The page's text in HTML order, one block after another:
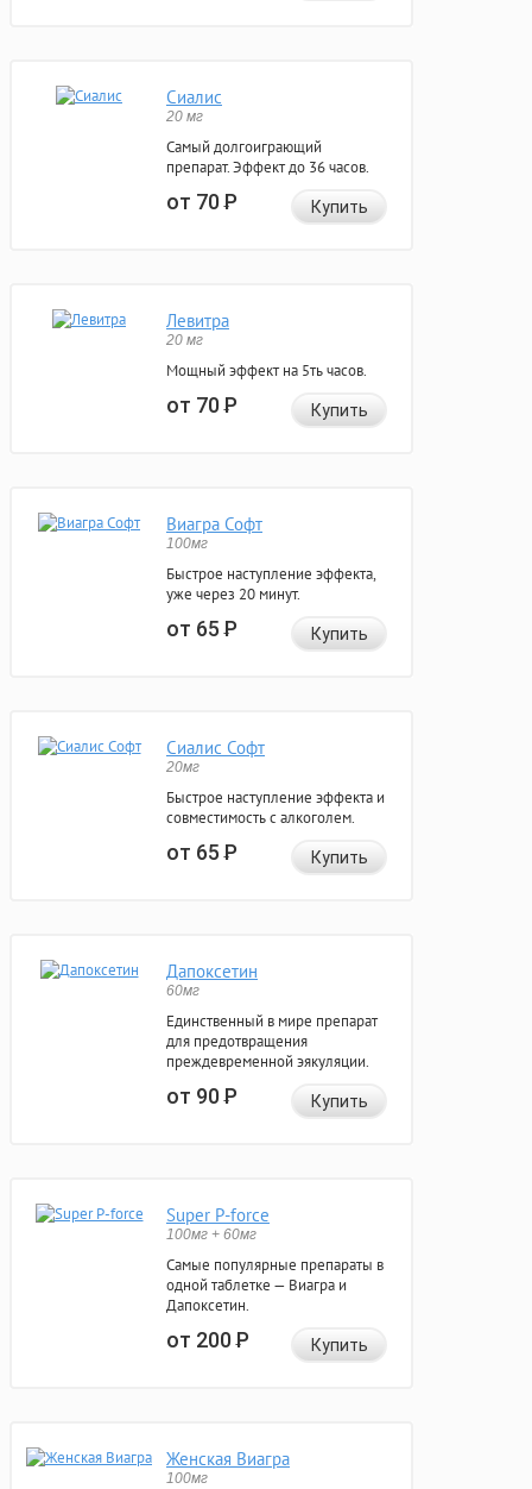
Сиалис
20 мг
Самый долгоиграющий
препарат. Эффект до 36 часов.
от 70Р Купить
Левитра
20 мг
Мощный эффект на 5ть часов.
от 70Р Купить
Виагра Софт
100мг
Быстрое наступление эффекта,
уже через 20 минут.
от 65Р Купить
Сиалис Софт
20мг
Быстрое наступление эффекта и
совместимость с алкоголем.
от 65Р Купить
Дапоксетин
60мг
Единственный в мире препарат
для предотвращения
преждевременной эякуляции.
от 90Р Купить
Super P-force
100мг + 60мг
Самые популярные препараты в
одной таблетке — Виагра и
Дапоксетин.
от 200Р Купить
Женская Виагра
100мг